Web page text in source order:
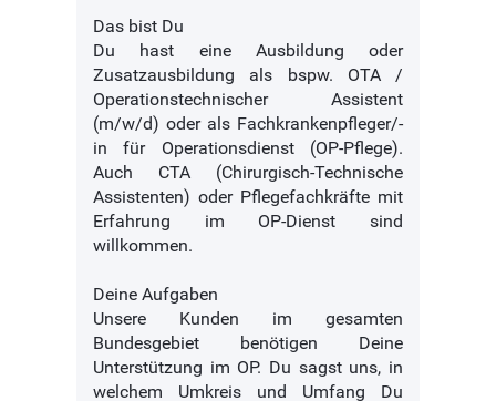
Das bist Du
Du hast eine Ausbildung oder
Zusatzausbildung als bspw. OTA /
Operationstechnischer Assistent
(m/w/d) oder als Fachkrankenpfleger/-
in für Operationsdienst (OP-Pflege).
Auch CTA (Chirurgisch-Technische
Assistenten) oder Pflegefachkräfte mit
Erfahrung im OP-Dienst sind
willkommen.
Deine Aufgaben
Unsere Kunden im gesamten
Bundesgebiet benötigen Deine
Unterstützung im OP. Du sagst uns, in
welchem Umkreis und Umfang Du